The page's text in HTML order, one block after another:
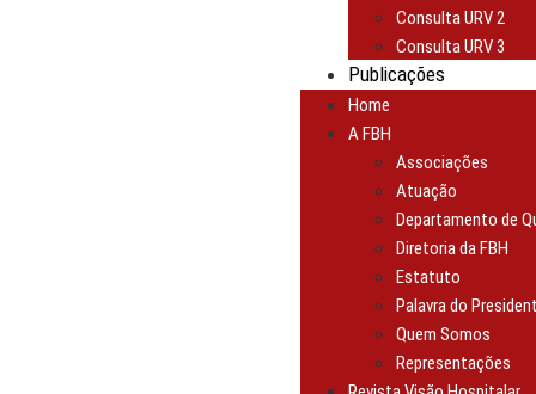
Consulta URV 2
Consulta URV 3
Publicações
Home
A FBH
Associações
Atuação
Departamento de
Diretoria da FBH
Estatuto
Palavra do
Quem Somos
Representações